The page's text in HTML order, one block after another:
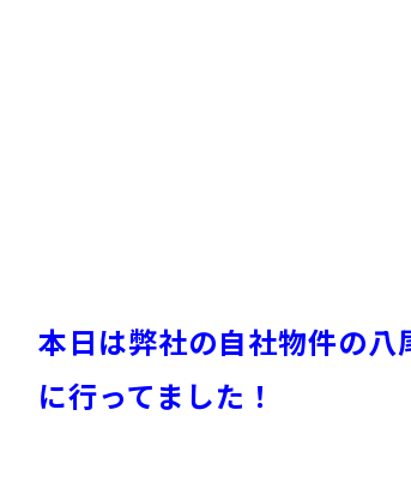
本日は弊社の自社物件の
に行ってました！